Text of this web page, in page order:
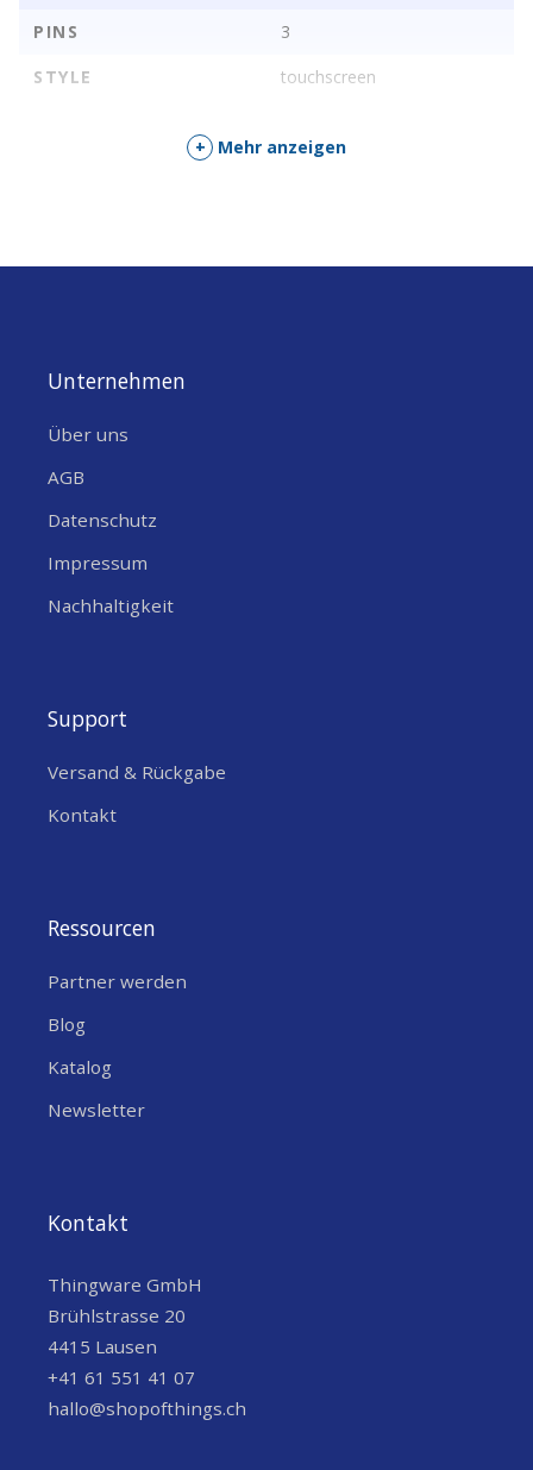
PINS
3
STYLE
touchscreen
+ Mehr anzeigen
Unternehmen
Über uns
AGB
Datenschutz
Impressum
Nachhaltigkeit
Support
Versand & Rückgabe
Kontakt
Ressourcen
Partner werden
Blog
Katalog
Newsletter
Kontakt
Thingware GmbH
Brühlstrasse 20
4415 Lausen
+41 61 551 41 07
hallo@shopofthings.ch